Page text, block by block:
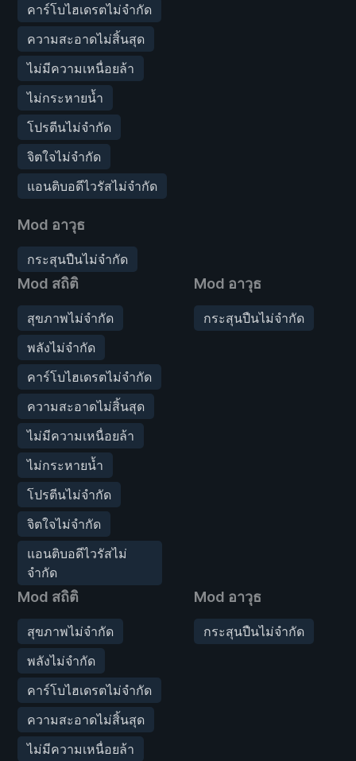
คาร์โบไฮเดรตไม่จำกัด
ความสะอาดไม่สิ้นสุด
ไม่มีความเหนื่อยล้า
ไม่กระหายน้ำ
โปรตีนไม่จำกัด
จิตใจไม่จำกัด
แอนติบอดีไวรัสไม่จำกัด
Mod อาวุธ
กระสุนปืนไม่จำกัด
Mod สถิติ
สุขภาพไม่จำกัด
พลังไม่จำกัด
คาร์โบไฮเดรตไม่จำกัด
ความสะอาดไม่สิ้นสุด
ไม่มีความเหนื่อยล้า
ไม่กระหายน้ำ
โปรตีนไม่จำกัด
จิตใจไม่จำกัด
แอนติบอดีไวรัสไม่
จำกัด
Mod อาวุธ
กระสุนปืนไม่จำกัด
Mod สถิติ
สุขภาพไม่จำกัด
พลังไม่จำกัด
คาร์โบไฮเดรตไม่จำกัด
ความสะอาดไม่สิ้นสุด
ไม่มีความเหนื่อยล้า
Mod อาวุธ
กระสุนปืนไม่จำกัด